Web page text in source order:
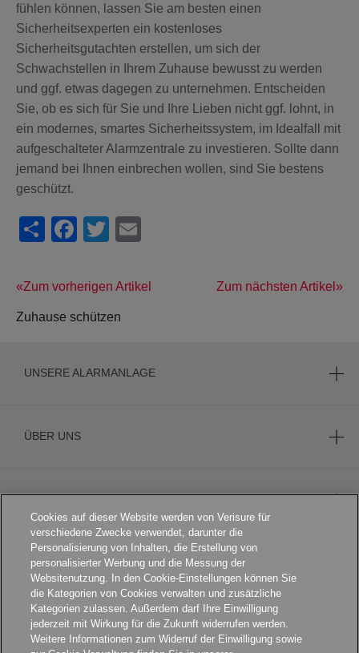
fühlen können, lassen Sie am besten einen
Sicherheitsexperten ein kostenloses
Sicherheitsgutachten erstellen, um sich der
Schwachstellen in Ihrem Zuhause bewusst zu werden
und ggf. etwas dagegen zu unternehmen. Entscheiden
Sie, ob es sich für Sie und Ihre Lieben nicht ggf. lohnt, in
ein modernes, smartes Sicherheitssystem, im Idealfall mit
aufgeschalteter Alarmzentrale zu investieren. Sollte dann
jemand bei Ihnen einbrechen wollen, sind Sie bestens
geschützt.
ShareFacebook
Twitter
Zum vorherigen Artikel Zum nächsten Artikel
Zuhause schützen
UNSERE ALARMANLAGE
ÜBER UNS
KARRIERE
FOOTER AGB
DATENSCHUTZERKLÄRUNG
KAMERADATENSCHUTZ
Cookies auf dieser Website werden von Verisure für
verschiedene Zwecke verwendet, darunter die
Personalisierung von Inhalten, die Erstellung von
personalisierter Werbung und die Messung der
Websitenutzung. In den Cookie-Einstellungen können Sie
die Kategorien von Cookies verwalten und zusätzliche
Kategorien zulassen. Außerdem darf Ihre Einwilligung
jederzeit mit Wirkung für die Zukunft widerrufen werden.
Weitere Informationen zum Widerruf der Einwilligung sowie